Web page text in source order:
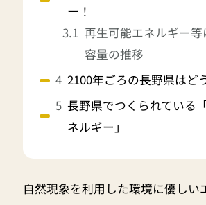
ー！
再生可能エネルギー等
容量の推移
2100年ごろの長野県はど
長野県でつくられている
ネルギー」
自然現象を利用した環境に優しい